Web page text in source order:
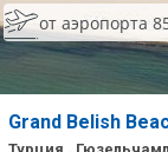
от аэропорта
Grand Belish